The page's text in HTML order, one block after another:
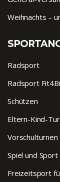
Weihnachts –
Radsport
Radsport
Schützen
Eltern-Kind-
Vorschulturnen
Spiel und
Freizeitsport